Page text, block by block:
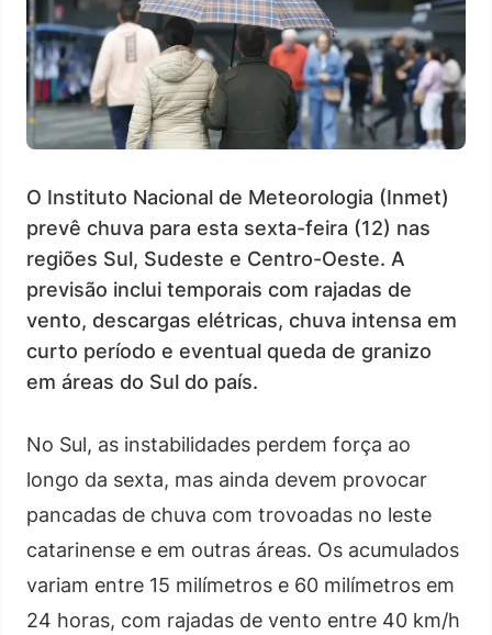
O Instituto Nacional de Meteorologia (Inmet)
prevê chuva para esta sexta-feira (12) nas
regiões Sul, Sudeste e Centro-Oeste. A
previsão inclui temporais com rajadas de
vento, descargas elétricas, chuva intensa em
curto período e eventual queda de granizo
em áreas do Sul do país.
No Sul, as instabilidades perdem força ao
longo da sexta, mas ainda devem provocar
pancadas de chuva com trovoadas no leste
catarinense e em outras áreas. Os acumulados
variam entre 15 milímetros e 60 milímetros em
24 horas, com rajadas de vento entre 40 km/h